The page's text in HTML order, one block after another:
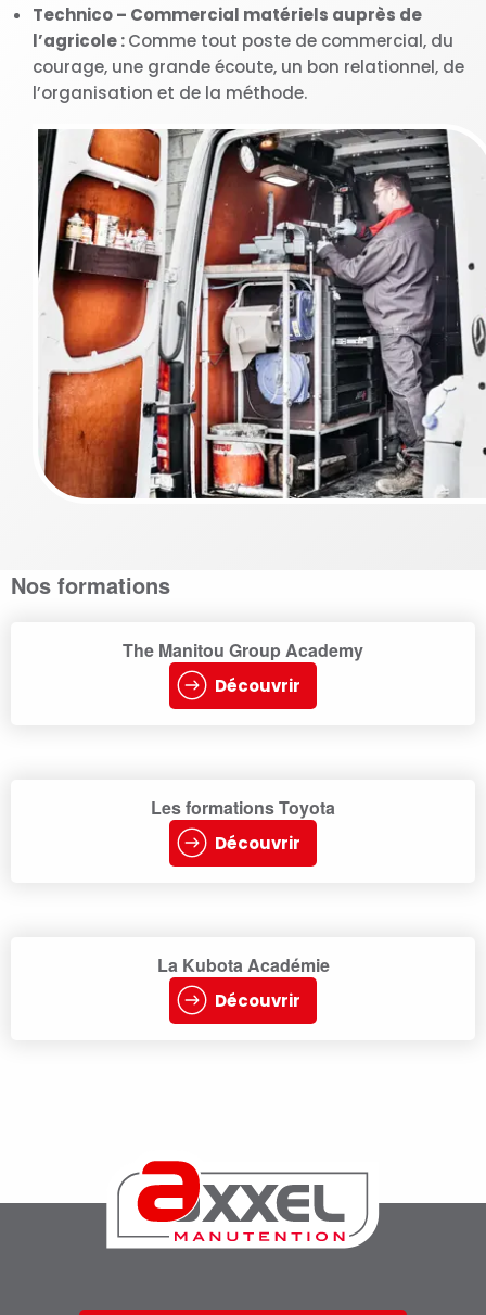
Technico – Commercial matériels auprès de
l’agricole :Comme tout poste de commercial, du
courage, une grande écoute, un bon relationnel, de
l’organisation et de la méthode.
Nos formations
The Manitou Group Academy
Découvrir
Les formations Toyota
Découvrir
La Kubota Académie
Découvrir